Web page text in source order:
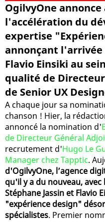
OgilvyOne
l'accélération du
expertise
annonçant l'arrivée
Flavio Einsiki au
qualité de
de Senior UX
A chaque jour sa
chanson ! Hier, la
annoncé la nomination d'
de Directeur Général
recrutement d'Hugo Le
Manager chez Tapptic.
d'OgilvyOne, l’agence
qu'il y a du nouveau,
Stéphane Jassin et Flavio
"expérience design"
spécialistes. Premier